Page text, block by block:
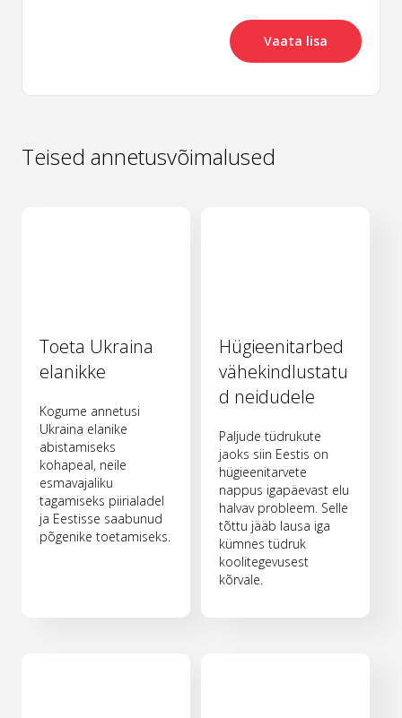
Vaata lisa
Teised annetusvõimalused
Toeta Ukraina
elanikke
Kogume annetusi
Ukraina elanike
abistamiseks
kohapeal, neile
esmavajaliku
tagamiseks piirialadel
ja Eestisse saabunud
põgenike toetamiseks.
Hügieenitarbed
vähekindlustatu
d neidudele
Paljude tüdrukute
jaoks siin Eestis on
hügieenitarvete
nappus igapäevast elu
halvav probleem. Selle
tõttu jääb lausa iga
kümnes tüdruk
koolitegevusest
kõrvale.